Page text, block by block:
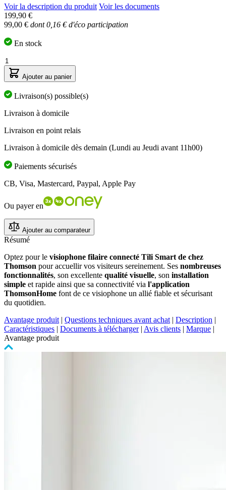
Voir la description du produit Voir les documents
199,90 €
99,00 € dont 0,16 € d'éco participation
En stock
Quantité
Ajouter au panier
Livraison(s) possible(s)
Livraison à domicile
Livraison en point relais
Livraison à domicile dès demain (Lundi au Jeudi avant 11h00)
Paiements sécurisés
CB, Visa, Mastercard, Paypal, Apple Pay
Ou payer en
Ajouter au comparateur
Résumé
Optez pour le visiophone filaire connecté Tili Smart de chez
Thomson pour accuellir vos visiteurs sereinement. Ses nombreuses
fonctionnalités, son excellente qualité visuelle, son installation
simple et rapide ainsi que sa connectivité via l'application
ThomsonHome font de ce visiophone un allié fiable et sécurisant
du quotidien.
Avantage produit | Questions techniques avant achat | Description |
Caractéristiques | Documents à télécharger | Avis clients | Marque |
Avantage produit